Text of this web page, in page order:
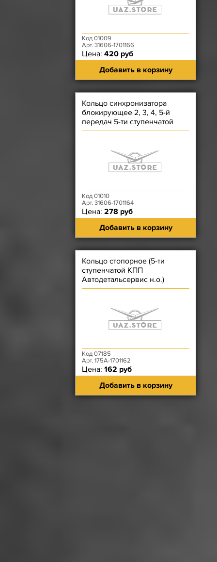
Код 01009
Арт. 31606-1701166
Цена: 420 руб
Добавить в корзину
Кольцо синхронизатора
блокирующее 2, 3, 4, 5-й
передач 5-ти ступенчатой
КПП Арзамас
Код 01010
Арт. 31606-1701164
Цена: 278 руб
Добавить в корзину
Кольцо стопорное (5-ти
ступенчатой КПП
Автодетальсервис н.о.)
ступицы синхронизатора 3 и 4
Код 07185
Арт. 175А-1701162
Цена: 162 руб
Добавить в корзину